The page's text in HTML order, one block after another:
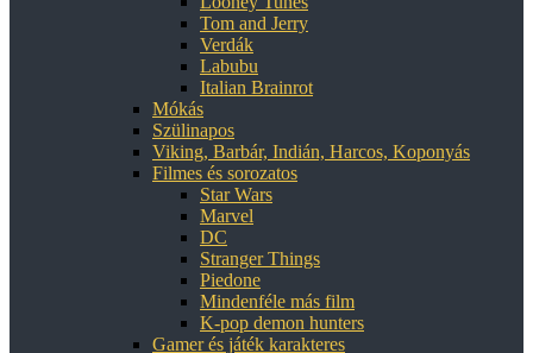
Tom and Jerry
Verdák
Labubu
Italian Brainrot
Mókás
Szülinapos
Viking, Barbár, Indián, Harcos, Koponyás
Filmes és sorozatos
Star Wars
Marvel
DC
Stranger Things
Piedone
Mindenféle más film
K-pop demon hunters
Gamer és játék karakteres